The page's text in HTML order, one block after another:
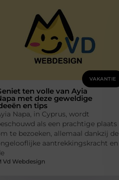
VAKANTIE
ten volle van Ayia
met deze geweldige
en tips
Napa, in Cyprus, wordt
als een prachtige plaats
te bezoeken, allemaal dankzij de
aantrekkingskracht en
Vd Webdesign